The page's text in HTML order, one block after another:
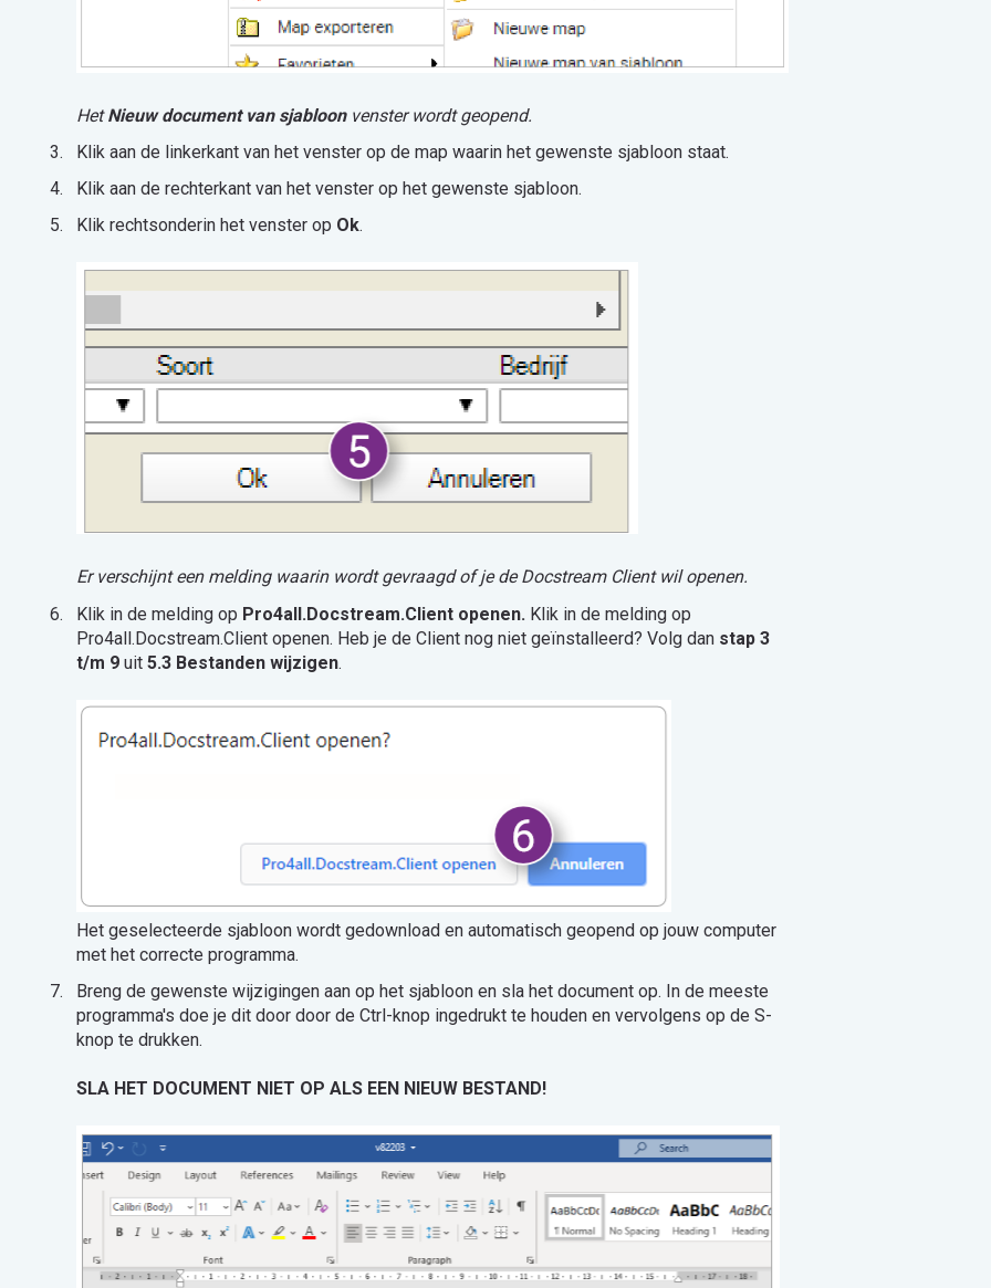
HetNieuw document van sjabloon venster wordt geopend.
Klik aan de linkerkant van het venster op de map waarin het gewenste sjabloon staat.
Klik aan de rechterkant van het venster op het gewenste sjabloon.
Klik rechtsonderin het venster op Ok.
Er verschijnt een melding waarin wordt gevraagd of je de Docstream Client wil openen.
Klik in de melding op Pro4all.Docstream.Client openen. Klik in de melding op
Pro4all.Docstream.Client openen. Heb je de Client nog niet geïnstalleerd? Volg dan stap 3
t/m 9 uit 5.3 Bestanden wijzigen.
Het geselecteerde sjabloon wordt gedownload en automatisch geopend op jouw computer
met het correcte programma.
Breng de gewenste wijzigingen aan op het sjabloon en sla het document op. In de meeste
programma's doe je dit door door de Ctrl-knop ingedrukt te houden en vervolgens op de S-
knop te drukken.
SLA HET DOCUMENT NIET OP ALS EEN NIEUW BESTAND!